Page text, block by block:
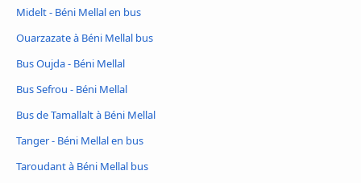
Midelt - Béni Mellal en bus
Ouarzazate à Béni Mellal bus
Bus Oujda - Béni Mellal
Bus Sefrou - Béni Mellal
Bus de Tamallalt à Béni Mellal
Tanger - Béni Mellal en bus
Taroudant à Béni Mellal bus